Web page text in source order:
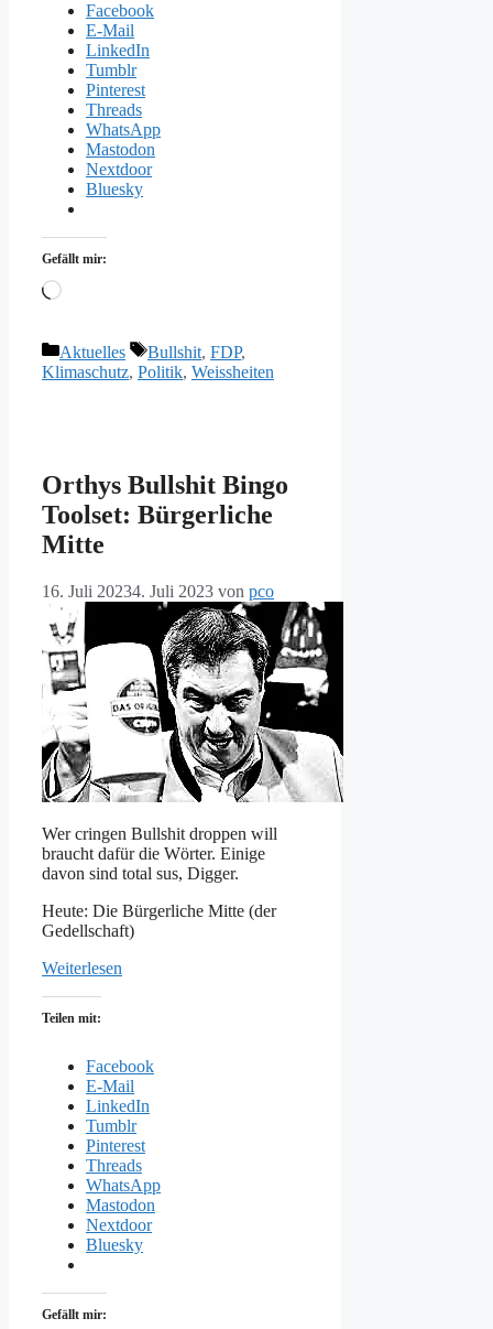
Facebook
E-Mail
LinkedIn
Tumblr
Pinterest
Threads
WhatsApp
Mastodon
Nextdoor
Bluesky
Gefällt mir:
Wird
Kategorien
Aktuelles Schlagwörter
Bullshit, FDP,
Klimaschutz, Politik, Weissheiten
Orthys Bullshit Bingo
Toolset: Bürgerliche
Mitte
16. Juli 20234. Juli 2023 von pco
Wer cringen Bullshit droppen will
braucht dafür die Wörter. Einige
davon sind total sus, Digger.
Heute: Die Bürgerliche Mitte (der
Gedellschaft)
Weiterlesen
Teilen mit:
Facebook
E-Mail
LinkedIn
Tumblr
Pinterest
Threads
WhatsApp
Mastodon
Nextdoor
Bluesky
Gefällt mir: